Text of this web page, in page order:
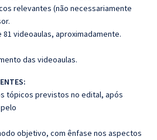
relevantes (não necessariamente
videoaulas, aproximadamente.
das videoaulas.
tópicos previstos no edital, após
objetivo, com ênfase nos aspectos